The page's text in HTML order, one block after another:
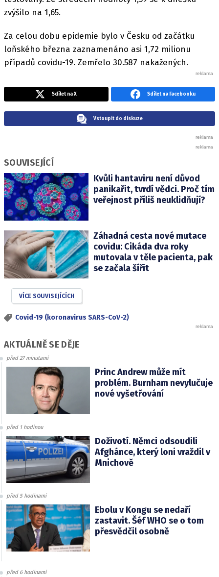
zvýšilo na 1,65.
Za celou dobu epidemie bylo v Česku od začátku
loňského března zaznamenáno asi 1,72 milionu
případů covidu-19. Zemřelo 30.587 nakažených.
Sdílet na X Sdílet na Facebooku
Vstoupit do diskuze
SOUVISEJÍCÍ
Kvůli hantaviru není důvod
panikařit, tvrdí vědci. Proč tím
veřejnost příliš neuklidňují?
Záhadná cesta nové mutace
covidu: Cikáda dva roky
mutovala v těle pacienta, pak
se začala šířit
VÍCE SOUVISEJÍCÍCH
Covid-19 (koronavirus SARS-CoV-2)
AKTUÁLNĚ SE DĚJE
před 27 minutami
Princ Andrew může mít
problém. Burnham nevylučuje
nové vyšetřování
před 1 hodinou
Doživotí. Němci odsoudili
Afghánce, který loni vraždil v
Mnichově
před 5 hodinami
Ebolu v Kongu se nedaří
zastavit. Šéf WHO se o tom
přesvědčil osobně
před 6 hodinami